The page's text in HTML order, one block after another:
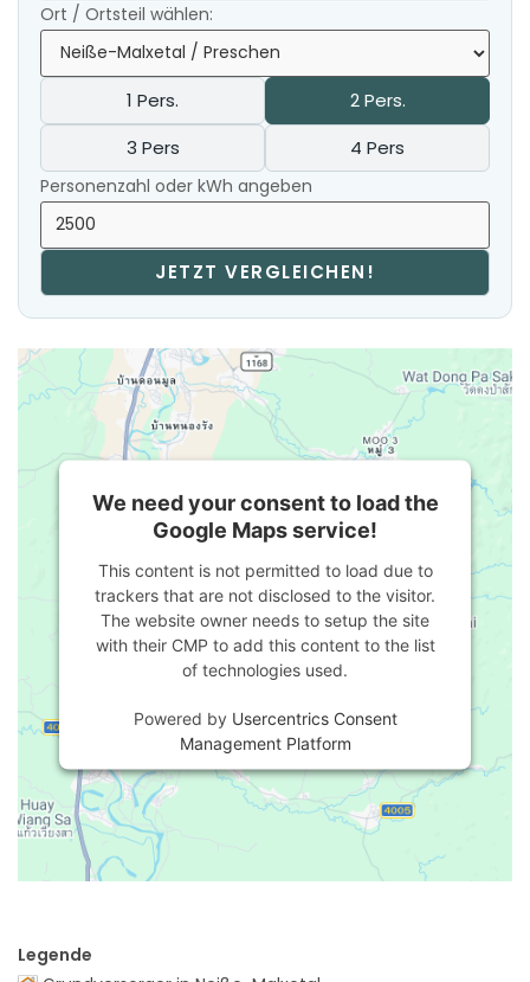
Ort / Ortsteil wählen:
1 Pers.
2 Pers.
3 Pers
4 Pers
Personenzahl oder kWh angeben
JETZT VERGLEICHEN!
We need your consent to load the
Google Maps service!
This content is not permitted to load due to
trackers that are not disclosed to the visitor.
The website owner needs to setup the site
with their CMP to add this content to the list
of technologies used.
Powered by Usercentrics Consent
Management Platform
Legende